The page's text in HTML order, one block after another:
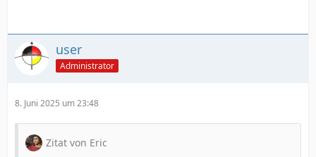
user
Administrator
8. Juni 2025 um 23:48
Zitat von Eric